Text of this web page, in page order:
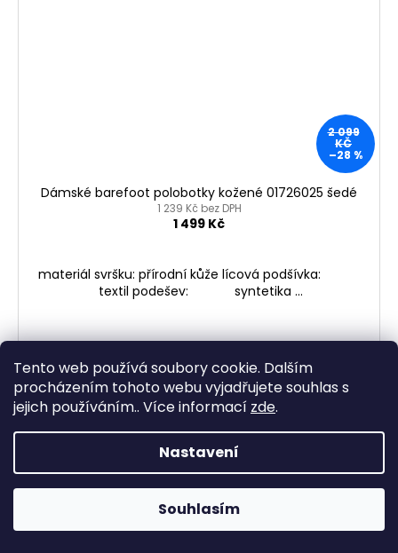
Tento web používá soubory cookie. Dalším
procházením tohoto webu vyjadřujete souhlas s
jejich používáním.. Více informací zde.
Nastavení
Souhlasím
2 099
KČ
–28 %
Dámské barefoot polobotky kožené 01726025 šedé
1 239 Kč bez DPH
1 499 Kč
materiál svršku: přírodní kůže lícová podšívka:
textil podešev: syntetika ...
O
v
l
á
S
t
r
á
n
k
1
19
399položek celkem
NAHORU